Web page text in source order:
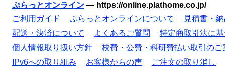
ぷらっとオンライン — https://online.plathome.co.jp/
ご利用ガイド
ぷらっとオンラインについて
見積書・
配送・決済について
よくあるご質問
特定商取引法に
個人情報取り扱い方針
校費・公費・科研費払い取引のご
IPv6への取り組み
お客様からの声 ご注文の取り消し